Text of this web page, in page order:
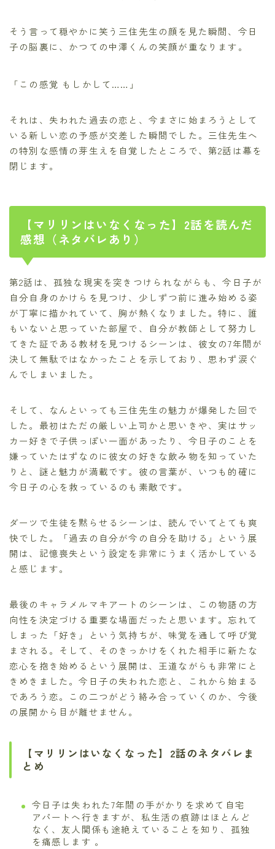
そう言って穏やかに笑う三住先生の顔を見た瞬間、今日
子の脳裏に、かつての中澤くんの笑顔が重なります。
「この感覚 もしかして……」
それは、失われた過去の恋と、今まさに始まろうとして
いる新しい恋の予感が交差した瞬間でした。三住先生へ
の特別な感情の芽生えを自覚したところで、第2話は幕を
閉じます。
【マリリンはいなくなった】2話を読んだ
感想（ネタバレあり）
第2話は、孤独な現実を突きつけられながらも、今日子が
自分自身のかけらを見つけ、少しずつ前に進み始める姿
が丁寧に描かれていて、胸が熱くなりました。特に、誰
もいないと思っていた部屋で、自分が教師として努力し
てきた証である教材を見つけるシーンは、彼女の7年間が
決して無駄ではなかったことを示しており、思わず涙ぐ
んでしまいました。
そして、なんといっても三住先生の魅力が爆発した回で
した。最初はただの厳しい上司かと思いきや、実はサッ
カー好きで子供っぽい一面があったり、今日子のことを
嫌っていたはずなのに彼女の好きな飲み物を知っていた
りと、謎と魅力が満載です。彼の言葉が、いつも的確に
今日子の心を救っているのも素敵です。
ダーツで生徒を黙らせるシーンは、読んでいてとても爽
快でした。「過去の自分が今の自分を助ける」という展
開は、記憶喪失という設定を非常にうまく活かしている
と感じます。
最後のキャラメルマキアートのシーンは、この物語の方
向性を決定づける重要な場面だったと思います。忘れて
しまった「好き」という気持ちが、味覚を通して呼び覚
まされる。そして、そのきっかけをくれた相手に新たな
恋心を抱き始めるという展開は、王道ながらも非常にと
きめきました。今日子の失われた恋と、これから始まる
であろう恋。この二つがどう絡み合っていくのか、今後
の展開から目が離せません。
【マリリンはいなくなった】2話のネタバレま
とめ
今日子は失われた7年間の手がかりを求めて自宅
アパートへ行きますが、私生活の痕跡はほとんど
なく、友人関係も途絶えていることを知り、孤独
を痛感します 。